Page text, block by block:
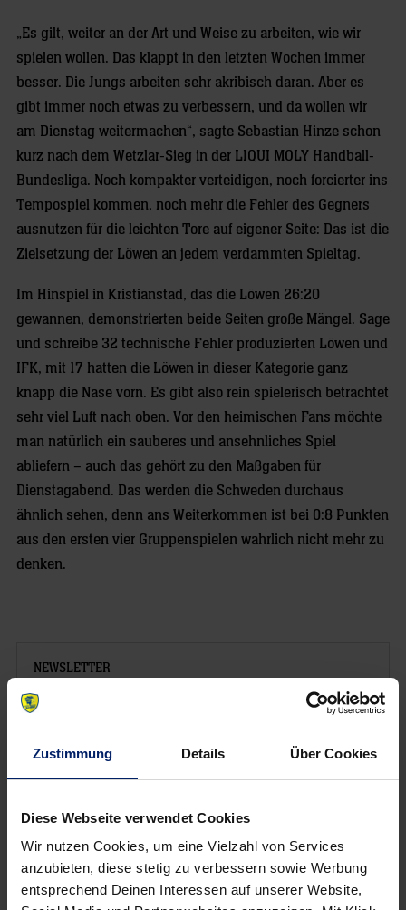
Zustimmung Details Über Cookies
Diese Webseite verwendet Cookies
Wir nutzen Cookies, um eine Vielzahl von Services
anzubieten, diese stetig zu verbessern sowie Werbung
entsprechend Deinen Interessen auf unserer Website,
„Es gilt, weiter an der Art und Weise zu arbeiten, wie wir
spielen wollen. Das klappt in den letzten Wochen immer
besser. Die Jungs arbeiten sehr akribisch daran. Aber es
gibt immer noch etwas zu verbessern, und da wollen wir
am Dienstag weitermachen“, sagte Sebastian Hinze schon
kurz nach dem Wetzlar-Sieg in der LIQUI MOLY Handball-
Bundesliga. Noch kompakter verteidigen, noch forcierter ins
Tempospiel kommen, noch mehr die Fehler des Gegners
ausnutzen für die leichten Tore auf eigener Seite: Das ist die
Zielsetzung der Löwen an jedem verdammten Spieltag.
Im Hinspiel in Kristianstad, das die Löwen 26:20
gewannen, demonstrierten beide Seiten große Mängel. Sage
und schreibe 32 technische Fehler produzierten Löwen und
IFK, mit 17 hatten die Löwen in dieser Kategorie ganz
knapp die Nase vorn. Es gibt also rein spielerisch betrachtet
sehr viel Luft nach oben. Vor den heimischen Fans möchte
man natürlich ein sauberes und ansehnliches Spiel
abliefern – auch das gehört zu den Maßgaben für
Dienstagabend. Das werden die Schweden durchaus
ähnlich sehen, denn ans Weiterkommen ist bei 0:8 Punkten
aus den ersten vier Gruppenspielen wahrlich nicht mehr zu
denken.
NEWSLETTER